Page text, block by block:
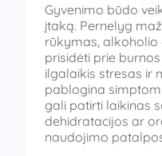
Gyvenimo būdo
įtaką. Pernelyg
rūkymas,
prisidėti prie
ilgalaikis stresas ir
pablogina
gali patirti laikinas
dehidratacijos ar
naudojimo